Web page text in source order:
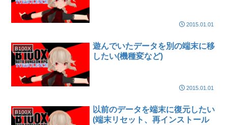
2015.01.01
B100X
遊んでいたデータを別の端末に移
したい(機種変など)
2015.01.01
B100X
以前のデータを端末に復元したい
(端末リセット、再インストール